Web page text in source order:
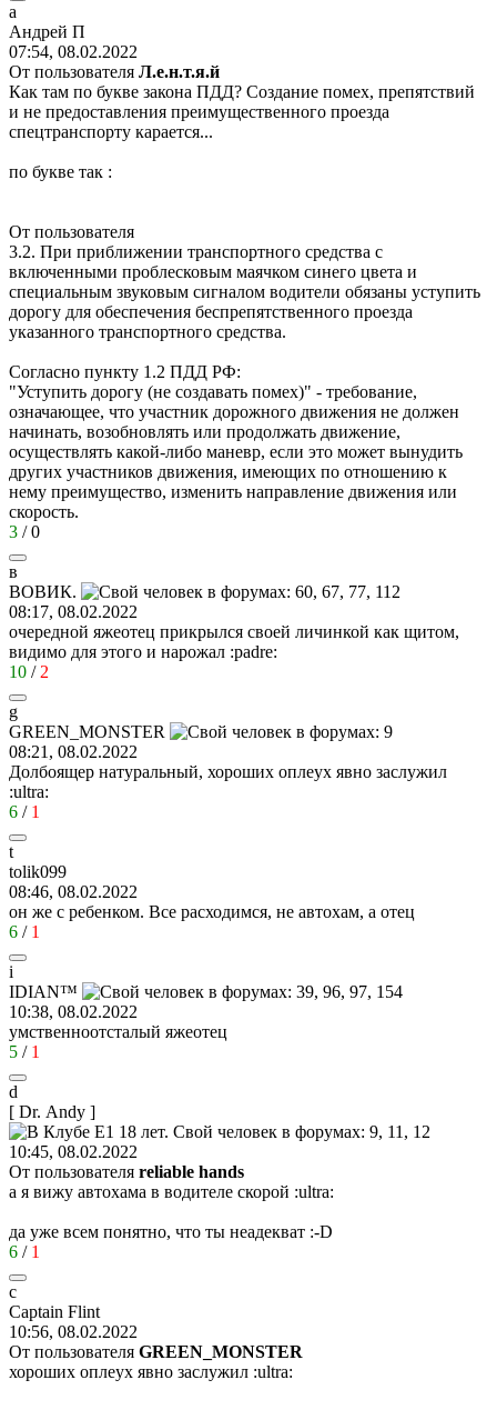
а
Андрей П
07:54, 08.02.2022
От пользователя Л.е.н.т.я.й
Как там по букве закона ПДД? Создание помех, препятствий
и не предоставления преимущественного проезда
спецтранспорту карается...
по букве так :
От пользователя
3.2. При приближении транспортного средства с
включенными проблесковым маячком синего цвета и
специальным звуковым сигналом водители обязаны уступить
дорогу для обеспечения беспрепятственного проезда
указанного транспортного средства.
Согласно пункту 1.2 ПДД РФ:
"Уступить дорогу (не создавать помех)" - требование,
означающее, что участник дорожного движения не должен
начинать, возобновлять или продолжать движение,
осуществлять какой-либо маневр, если это может вынудить
других участников движения, имеющих по отношению к
нему преимущество, изменить направление движения или
скорость.
3 /0
в
ВОВИК.
08:17, 08.02.2022
очередной яжеотец прикрылся своей личинкой как щитом,
видимо для этого и нарожал :padre:
10 / 2
g
GREEN_MONSTER
08:21, 08.02.2022
Долбоящер натуральный, хороших оплеух явно заслужил
:ultra:
6 / 1
t
tolik099
08:46, 08.02.2022
он же с ребенком. Все расходимся, не автохам, а отец
6 / 1
i
IDIАN™
10:38, 08.02.2022
умственноотсталый яжеотец
5 / 1
d
[ Dr. Andy ]
10:45, 08.02.2022
От пользователя reliable hands
а я вижу автохама в водителе скорой :ultra:
да уже всем понятно, что ты неадекват :-D
6 / 1
c
Captain Flint
10:56, 08.02.2022
От пользователя GREEN_MONSTER
хороших оплеух явно заслужил :ultra: